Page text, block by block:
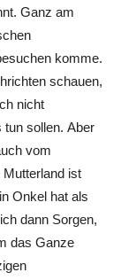
Ganz am
komme.
schauen,
nicht
tun sollen. Aber
vom
ist
Onkel hat als
dann Sorgen,
das Ganze